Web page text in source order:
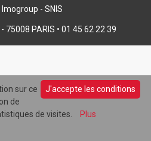
- SNIS
75008 PARIS • 01 45 62 22 39
J'accepte les conditions
sur ce
de
de visites.
Plus